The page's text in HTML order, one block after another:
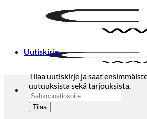
Uutiskirje
Tilaa uutiskirje ja saat
uutuuksista sekä tarjouksista.